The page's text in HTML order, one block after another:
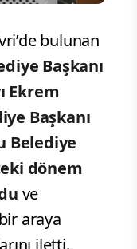
bulunan
Başkanı
Ekrem
Başkanı
Belediye
dönem
ve
araya
iletti.